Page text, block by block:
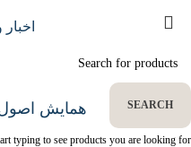
همایش اصول SEARCH
typing to see products you are looking for.